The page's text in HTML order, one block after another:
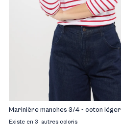
Marinière manches 3/4 - coton léger
Existe en 3 autres coloris